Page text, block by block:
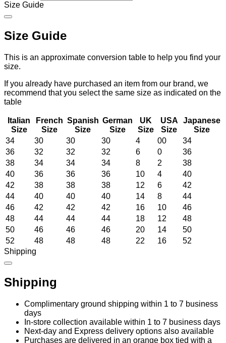
Size Guide
Size Guide
This is an approximate conversion table to help you find your
size.
If you already have purchased an item from our brand, we
recommend that you select the same size as indicated on the
table
Italian
Size
French
Size
Spanish
Size
German
Size
UK
Size
USA
Size
Japanese
Size
34
30 30 30 4 00
34
36
32 32 32 6 0
36
38
34 34 34 8 2
38
40
36 36 36 10 4
40
42
38 38 38 12 6
42
44
40 40 40 14 8
44
46
42 42 42 16 10
46
48
44 44 44 18 12
48
50
46 46 46 20 14
50
52
48 48 48 22 16
52
Shipping
Shipping
Complimentary ground shipping within 1 to 7 business
days
In-store collection available within 1 to 7 business days
Next-day and Express delivery options also available
Purchases are delivered in an orange box tied with a